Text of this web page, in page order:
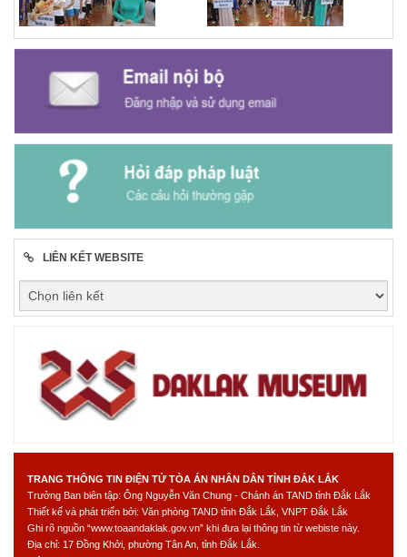
LIÊN KẾT WEBSITE
TRANG THÔNG TIN ĐIỆN TỬ TÒA ÁN NHÂN DÂN TỈNH ĐẮK LẮK
Trưởng Ban biên tập: Ông Nguyễn Văn Chung - Chánh án TAND tỉnh Đắk Lắk
Thiết kế và phát triển bởi: Văn phòng TAND tỉnh Đắk Lắk, VNPT Đắk Lắk
Ghi rõ nguồn “www.toaandaklak.gov.vn” khi đưa lại thông tin từ webiste này.
Địa chỉ: 17 Đồng Khởi, phường Tân An, tỉnh Đắk Lắk.